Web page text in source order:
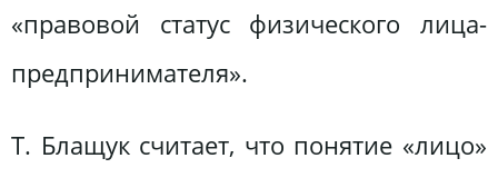
«правовой статус физического лица-
предпринимателя».
Т. Блащук считает, что понятие «лицо»